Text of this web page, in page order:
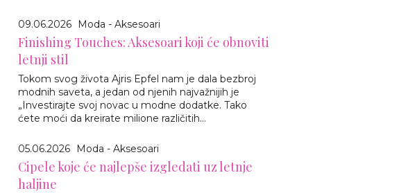
09.06.2026 Moda - Aksesoari
Finishing Touches: Aksesoari koji će obnoviti
letnji stil
Tokom svog života Ajris Epfel nam je dala bezbroj
modnih saveta, a jedan od njenih najvažnijih je
„Investirajte svoj novac u modne dodatke. Tako
ćete moći da kreirate milione različitih...
05.06.2026 Moda - Aksesoari
Cipele koje će najlepše izgledati uz letnje
haljine